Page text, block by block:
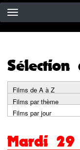
Primary
tabs
Films de A à Z
Films par thème
Films par jour
Mardi 29